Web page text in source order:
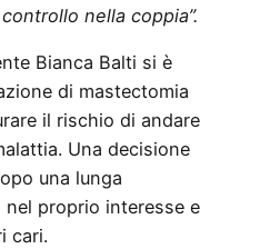
nella coppia”.
Bianca Balti si è
di mastectomia
il rischio di andare
Una decisione
una lunga
proprio interesse e
cari.